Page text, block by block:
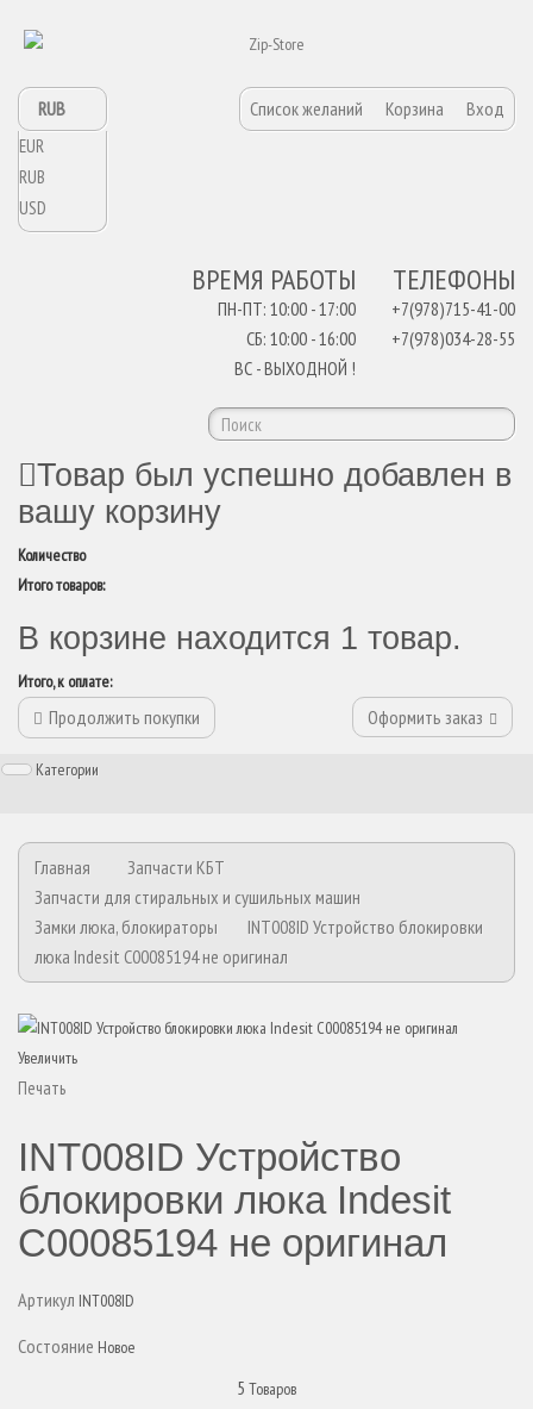
Список желаний Корзина Вход
RUB
EUR
RUB
USD
ТЕЛЕФОНЫ
+7(978)715-41-00
+7(978)034-28-55
ВРЕМЯ РАБОТЫ
ПН-ПТ: 10:00 - 17:00
СБ: 10:00 - 16:00
ВС - ВЫХОДНОЙ !
Товар был успешно добавлен в
вашу корзину
Количество
Итого товаров:
В корзине находится 1 товар.
Итого, к оплате:
Продолжить покупки Оформить заказ
Категории
Главная
Запчасти КБТ
Запчасти для стиральных и сушильных машин
Замки люка, блокираторы
INT008ID Устройство блокировки
люка Indesit C00085194 не оригинал
Увеличить
Печать
INT008ID Устройство
блокировки люка Indesit
C00085194 не оригинал
Артикул INT008ID
Состояние Новое
5 Товаров